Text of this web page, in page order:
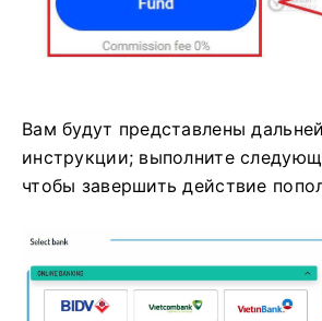
Вам будут представлены
инструкции; выполните
чтобы завершить действие